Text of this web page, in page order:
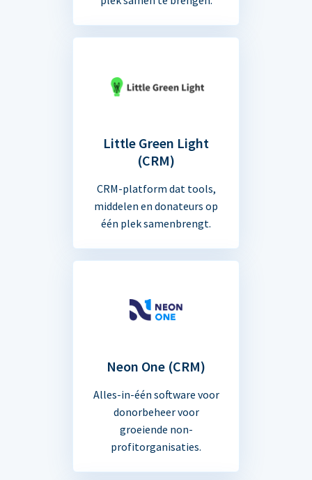
Little Green Light
(CRM)
CRM-platform dat tools,
middelen en donateurs op
één plek samenbrengt.
Neon One (CRM)
Alles-in-één software voor
donorbeheer voor
groeiende non-
profitorganisaties.